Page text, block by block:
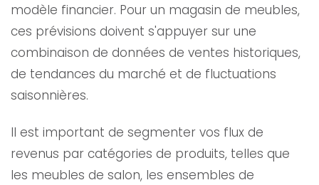
modèle financier. Pour un magasin de meubles,
ces prévisions doivent s'appuyer sur une
combinaison de données de ventes historiques,
de tendances du marché et de fluctuations
saisonnières.
Il est important de segmenter vos flux de
revenus par catégories de produits, telles que
les meubles de salon, les ensembles de